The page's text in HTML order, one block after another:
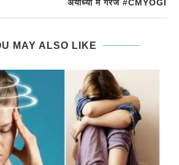
अयोध्या में गरजे #CMYOGI
MAY ALSO LIKE